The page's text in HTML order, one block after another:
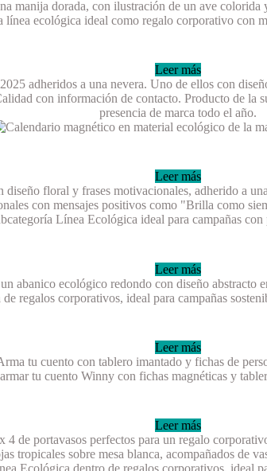
Leer más
Leer más
Leer más
Leer más
Leer más